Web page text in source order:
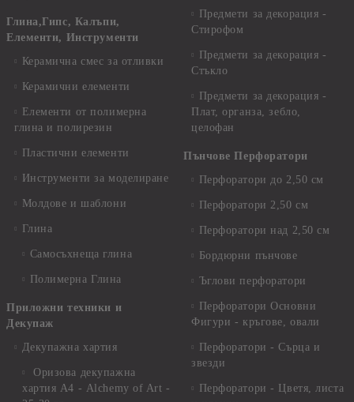
Глина,Гипс, Калъпи,
Елементи, Инструменти
Керамична смес за отливки
Керамични елементи
Елементи от полимерна
глина и полирезин
Пластични елементи
Инструменти за моделиране
Молдове и шаблони
Глина
Самосъхнеща глина
Полимерна Глина
Приложни техники и
Декупаж
Декупажна хартия
Оризова декупажна
хартия А4 - Alchemy of Art -
Предмети за декорация -
Стирофом
Предмети за декорация -
Стъкло
Предмети за декорация -
Плат, органза, зебло,
целофан
Пънчове Перфоратори
Перфоратори до 2,50 см
Перфоратори 2,50 см
Перфоратори над 2,50 см
Бордюрни пънчове
Ъглови перфоратори
Перфоратори Основни
Фигури - кръгове, овали
Перфоратори - Сърца и
звезди
Перфоратори - Цветя, листа